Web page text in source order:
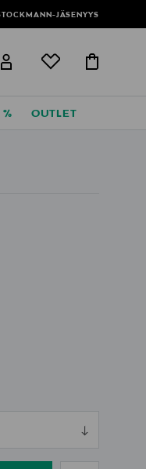
JÄSENYYS
OUTLET